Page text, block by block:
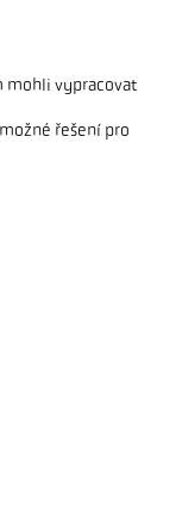
mohli vypracovat
řešení pro